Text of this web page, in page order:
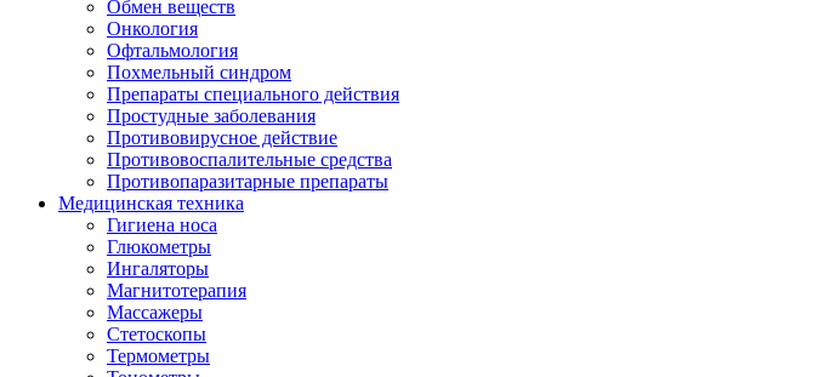
Обмен веществ
Онкология
Офтальмология
Похмельный синдром
Препараты специального действия
Простудные заболевания
Противовирусное действие
Противовоспалительные средства
Противопаразитарные препараты
Медицинская техника
Гигиена носа
Глюкометры
Ингаляторы
Магнитотерапия
Массажеры
Стетоскопы
Термометры